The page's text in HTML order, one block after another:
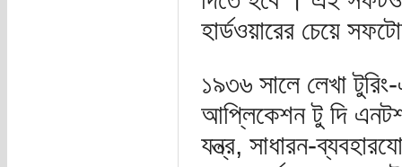
হার্ডওয়ারের চেয়ে
১৯৩৬ সালে লেখা
আপ্লিকেশন টু দি
যন্ত্র, সাধারন-